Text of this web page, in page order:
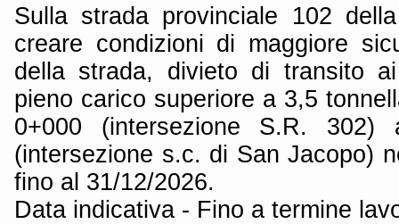
Sulla strada provinciale 102
creare condizioni di maggiore
della strada, divieto di transito
pieno carico superiore a 3,5
0+000 (intersezione S.R.
(intersezione s.c. di San Jacopo)
fino al 31/12/2026.
Data indicativa - Fino a termine